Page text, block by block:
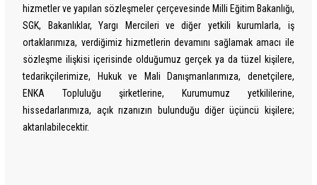
hizmetler ve yapılan sözleşmeler çerçevesinde Milli Eğitim Bakanlığı,
SGK, Bakanlıklar, Yargı Mercileri ve diğer yetkili kurumlarla, iş
ortaklarımıza, verdiğimiz hizmetlerin devamını sağlamak amacı ile
sözleşme ilişkisi içerisinde olduğumuz gerçek ya da tüzel kişilere,
tedarikçilerimize, Hukuk ve Mali Danışmanlarımıza, denetçilere,
ENKA Topluluğu şirketlerine, Kurumumuz yetkililerine,
hissedarlarımıza, açık rızanızın bulunduğu diğer üçüncü kişilere;
aktarılabilecektir.